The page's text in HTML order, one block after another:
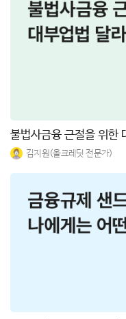
김지원(올크레딧 전문가)